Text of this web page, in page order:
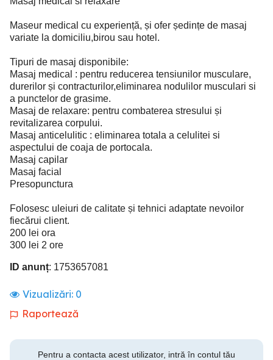
Maseur medical cu experiență, și ofer ședințe de masaj
variate la domiciliu,birou sau hotel.
Tipuri de masaj disponibile:
Masaj medical : pentru reducerea tensiunilor musculare,
durerilor și contracturilor,eliminarea nodulilor musculari si
a punctelor de grasime.
Masaj de relaxare: pentru combaterea stresului și
revitalizarea corpului.
Masaj anticelulitic : eliminarea totala a celulitei si
aspectului de coaja de portocala.
Masaj capilar
Masaj facial
Presopunctura
Folosesc uleiuri de calitate și tehnici adaptate nevoilor
fiecărui client.
200 lei ora
300 lei 2 ore
ID anunț: 1753657081
Vizualizări: 0
Raportează
Pentru a contacta acest utilizator, intră în contul tău